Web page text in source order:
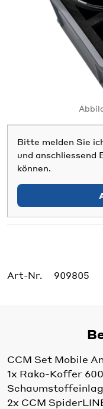
Bitte melden Sie
und anschliessend
können.
Art-Nr. 909805
CCM Set Mobile
1x Rako-Koffer
2x CCM